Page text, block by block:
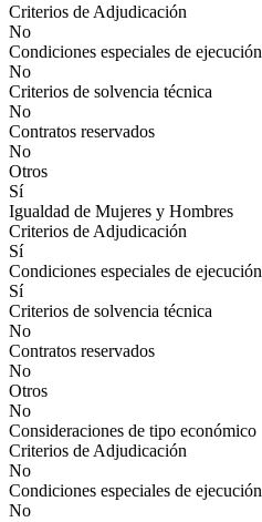
Criterios de Adjudicación
No
Condiciones especiales de ejecución
No
Criterios de solvencia técnica
No
Contratos reservados
No
Otros
Sí
Igualdad de Mujeres y Hombres
Criterios de Adjudicación
Sí
Condiciones especiales de ejecución
Sí
Criterios de solvencia técnica
No
Contratos reservados
No
Otros
No
Consideraciones de tipo económico
Criterios de Adjudicación
No
Condiciones especiales de ejecución
No